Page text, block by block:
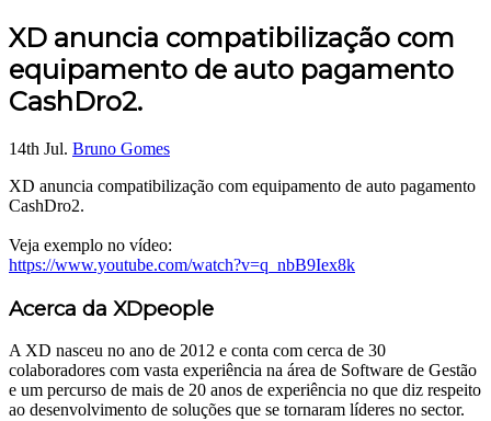
XD anuncia compatibilização com
equipamento de auto pagamento
CashDro2.
14th Jul. Bruno Gomes
XD anuncia compatibilização com equipamento de auto pagamento
CashDro2.
Veja exemplo no vídeo:
https://www.youtube.com/watch?v=q_nbB9Iex8k
Acerca da XDpeople
A XD nasceu no ano de 2012 e conta com cerca de 30
colaboradores com vasta experiência na área de Software de Gestão
e um percurso de mais de 20 anos de experiência no que diz respeito
ao desenvolvimento de soluções que se tornaram líderes no sector.